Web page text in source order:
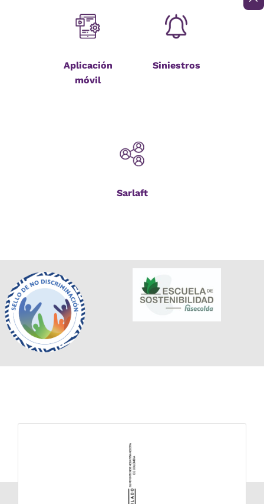
Aplicación
móvil
Siniestros
Sarlaft